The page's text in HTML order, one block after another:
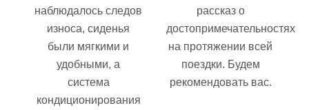
наблюдалось следов
износа, сиденья
были мягкими и
удобными, а
система
кондиционирования
рассказ о
достопримечательностях
на протяжении всей
поездки. Будем
рекомендовать вас.